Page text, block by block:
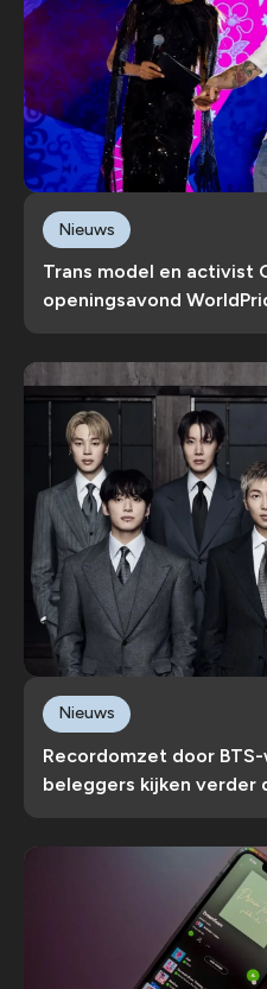
Trans model en activist
openingsavond
Nieuws
Recordomzet door
beleggers kijken verder
Nieuws